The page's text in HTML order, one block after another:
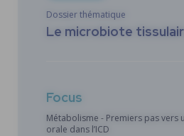
Dossier thématique
Le microbiote
Focus
Métabolisme - Premiers pas
orale dans l’ICD